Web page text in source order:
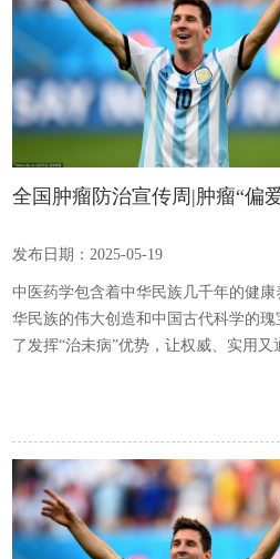
全国肿瘤防治宣传周|肿瘤“偏
发布日期：2025-05-19
中医药学包含着中华民族几千年的健
华民族的伟大创造和中国古代科学的
了发挥“治未病”优势，让权威、实用
合推出《名医话养生》短视频科普栏
识，传递健康的生活方式和养生知识